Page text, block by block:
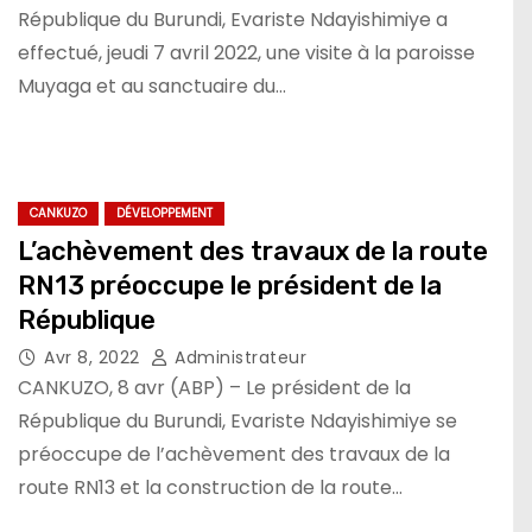
République du Burundi, Evariste Ndayishimiye a
effectué, jeudi 7 avril 2022, une visite à la paroisse
Muyaga et au sanctuaire du…
CANKUZO DÉVELOPPEMENT
L’achèvement des travaux de la route
RN13 préoccupe le président de la
République
Avr 8, 2022 Administrateur
CANKUZO, 8 avr (ABP) – Le président de la
République du Burundi, Evariste Ndayishimiye se
préoccupe de l’achèvement des travaux de la
route RN13 et la construction de la route…